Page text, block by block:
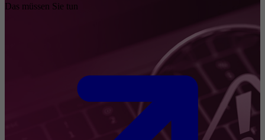
Das müssen Sie tun